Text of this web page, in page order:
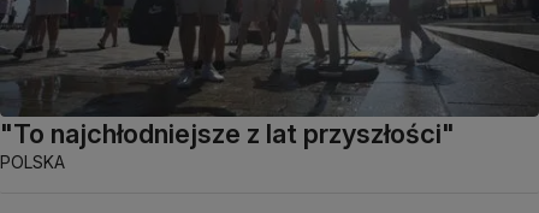
"To najchłodniejsze z lat przyszłości"
POLSKA